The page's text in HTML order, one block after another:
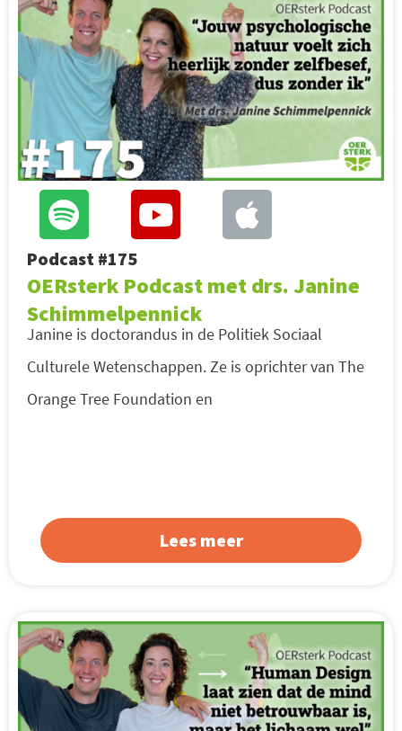
Podcast #175
OERsterk Podcast met drs. Janine
Schimmelpennick
Janine is doctorandus in de Politiek Sociaal
Culturele Wetenschappen. Ze is oprichter van The
Orange Tree Foundation en
Lees meer